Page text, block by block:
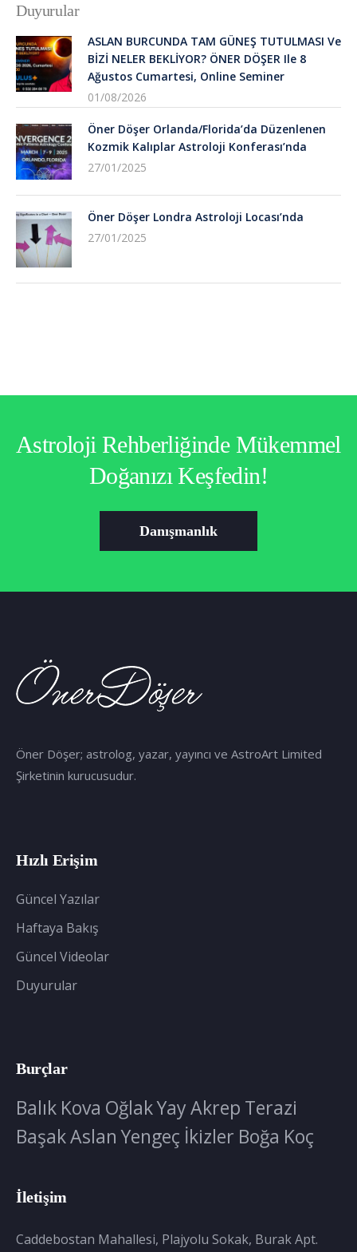
Duyurular
ASLAN BURCUNDA TAM GÜNEŞ TUTULMASI Ve
BİZİ NELER BEKLİYOR? ÖNER DÖŞER Ile 8
Ağustos Cumartesi, Online Seminer
01/08/2026
Öner Döşer Orlanda/Florida’da Düzenlenen
Kozmik Kalıplar Astroloji Konferası’nda
27/01/2025
Öner Döşer Londra Astroloji Locası’nda
27/01/2025
Astroloji Rehberliğinde Mükemmel
Doğanızı Keşfedin!
Danışmanlık
Öner Döşer; astrolog, yazar, yayıncı ve AstroArt Limited
Şirketinin kurucusudur.
Hızlı Erişim
Güncel Yazılar
Haftaya Bakış
Güncel Videolar
Duyurular
Burçlar
Balık Kova OğlakYayAkrep Terazi
BaşakAslan Yengeç İkizler Boğa Koç
İletişim
Caddebostan Mahallesi, Plajyolu Sokak, Burak Apt.